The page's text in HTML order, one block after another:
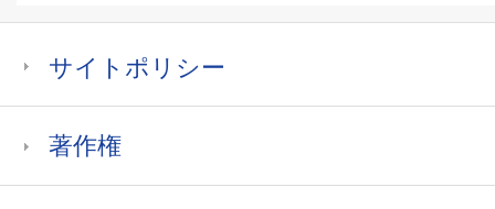
サイトポリシー
著作権